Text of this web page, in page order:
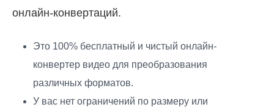
онлайн-конвертаций.
Это 100% бесплатный и чистый онлайн-
конвертер видео для преобразования
различных форматов.
У вас нет ограничений по размеру или